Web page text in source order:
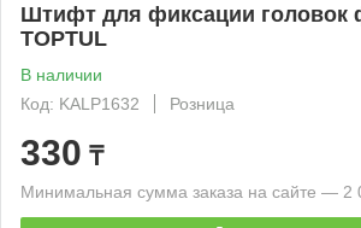
Штифт для фиксации головок
TOPTUL
В наличии
Код: KALP1632
Розница
330 ₸
Минимальная сумма заказа на сайте — 2